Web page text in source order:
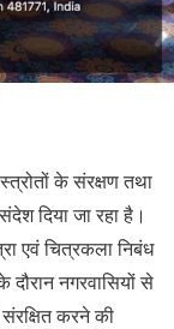
के संरक्षण तथा
दिया जा रहा है।
एवं चित्रकला निबंध
नगरवासियों से
करने की